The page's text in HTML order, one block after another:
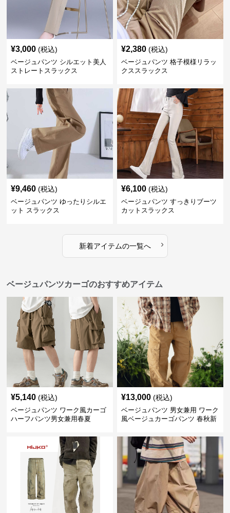
¥3,000 (税込)
ベージュパンツ シルエット美人
ストレートスラックス
¥2,380 (税込)
ベージュパンツ 格子模様リラッ
クススラックス
¥9,460 (税込)
ベージュパンツ ゆったりシルエ
ット スラックス
¥6,100 (税込)
ベージュパンツ すっきりブーツ
カットスラックス
新着アイテムの一覧へ ›
ベージュパンツカーゴのおすすめアイテム
¥5,140 (税込)
ベージュパンツ ワーク風カーゴ
ハーフパンツ男女兼用春夏
¥13,000 (税込)
ベージュパンツ 男女兼用 ワーク
風ベージュカーゴパンツ 春秋新